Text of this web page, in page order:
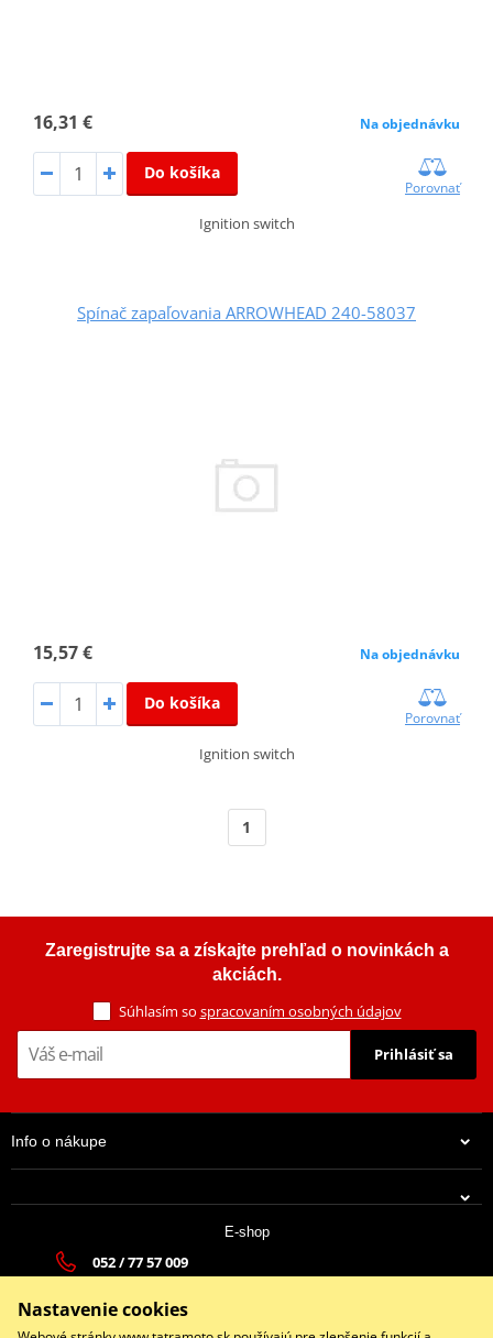
16,31 € Na objednávku
Do košíka
Porovnať
Ignition switch
Spínač zapaľovania ARROWHEAD 240-58037
15,57 € Na objednávku
Do košíka
Porovnať
Ignition switch
1
Zaregistrujte sa a získajte prehľad o novinkách a
akciách.
Súhlasím so spracovaním osobných údajov
Prihlásiť sa
Info o nákupe
E-shop
052 / 77 57 009
Po - Pia 9:00-17:00 | So: 9:00-13:00 | Ne: Zatvorené
Nastavenie cookies